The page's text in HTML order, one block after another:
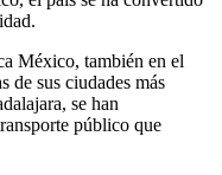
México, también en el
de sus ciudades más
se han
público que